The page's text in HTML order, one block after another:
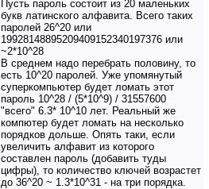
Пусть пароль состоит из 20 маленьких
букв латинского алфавита. Всего таких
паролей 26^20 или
19928148895209409152340197376 или
~2*10^28
В среднем надо перебрать половину, то
есть 10^20 паролей. Уже упомянутый
суперкомпьютер будет ломать этот
пароль 10^28 / (5*10^9) / 31557600
"всего" 6.3* 10^10 лет. Реальный же
компютер будет ломать на несколько
порядков дольше. Опять таки, если
увеличить алфавит из которого
составлен пароль (добавить туды
цифры), то количество ключей возрастет
до 36^20 ~ 1.3*10^31 - на три порядка.